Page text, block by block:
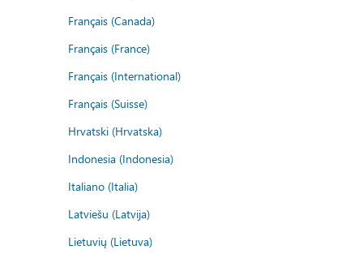
Français (Canada)
Français (France)
Français (International)
Français (Suisse)
Hrvatski (Hrvatska)
Indonesia (Indonesia)
Italiano (Italia)
Latviešu (Latvija)
Lietuvių (Lietuva)